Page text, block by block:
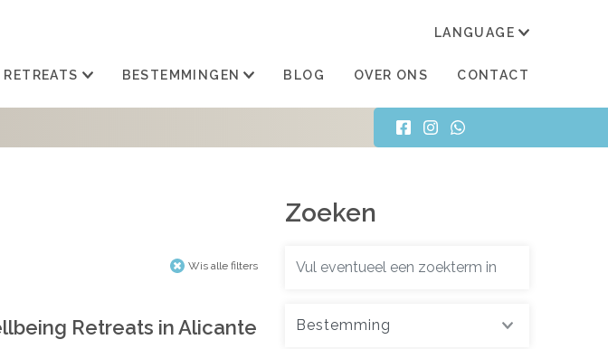
RETREATS BESTEMMINGEN BLOG OVER ONS CONTACT
LANGUAGE
Wis alle filters
Retreats in Alicante
Zoeken
Bestemming